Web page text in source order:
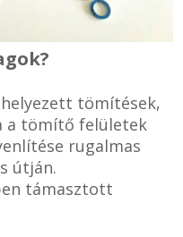
Adatkezelés
tömítések,
a tömítő felületek
rugalmas
útján.
támasztott